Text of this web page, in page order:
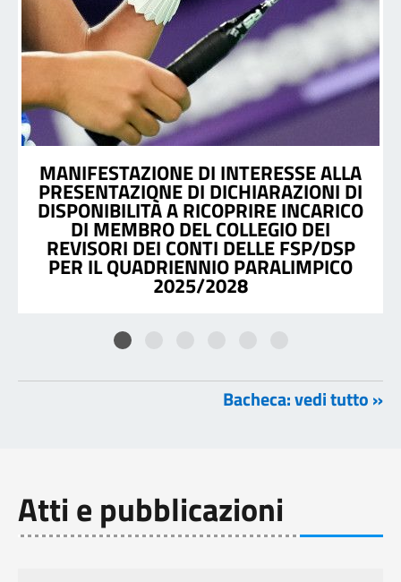
MANIFESTAZIONE DI INTERESSE ALLA
PRESENTAZIONE DI DICHIARAZIONI DI
DISPONIBILITÀ A RICOPRIRE INCARICO
DI MEMBRO DEL COLLEGIO DEI
REVISORI DEI CONTI DELLE FSP/DSP
PER IL QUADRIENNIO PARALIMPICO
2025/2028
Bacheca: vedi tutto »
Atti e pubblicazioni